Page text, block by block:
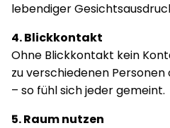
lebendiger
4. Blickkontakt
Ohne Blickkontakt kein
zu verschiedenen
– so fühl sich jeder gemeint.
5. Raum nutzen